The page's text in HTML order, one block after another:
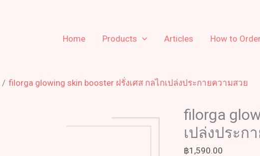
Home
Products Articles How to
filorga glowing skin booster ฝรั่งเศส กลไกเปล่งประกายความสวย
filorga
เปล่งประก
฿1,590.00